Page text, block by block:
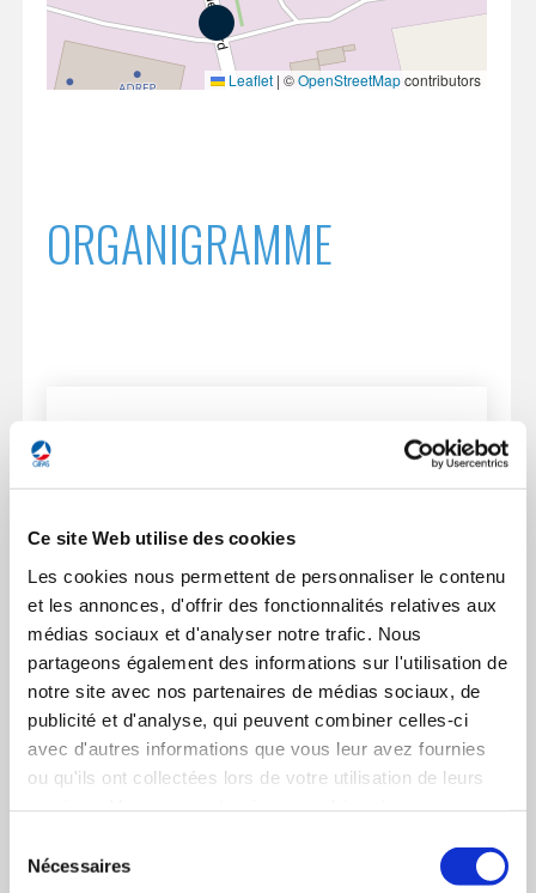
Ce site Web utilise des cookies
Les cookies nous permettent de personnaliser le contenu
et les annonces, d'offrir des fonctionnalités relatives aux
médias sociaux et d'analyser notre trafic. Nous
partageons également des informations sur l'utilisation de
notre site avec nos partenaires de médias sociaux, de
publicité et d'analyse, qui peuvent combiner celles-ci
avec d'autres informations que vous leur avez fournies
ou qu'ils ont collectées lors de votre utilisation de leurs
Nécessaires
Leaflet | ©OpenStreetMapcontributors
ORGANIGRAMME
COMMUNAL Jean-Edouard
DIRECTEUR GÉNÉRAL
MIRATLAS
www.miratlas.com
Pour une sélection plus précise, veuillez cocher
uniquement les rubriques souhaitées pour
générer votre PDF.